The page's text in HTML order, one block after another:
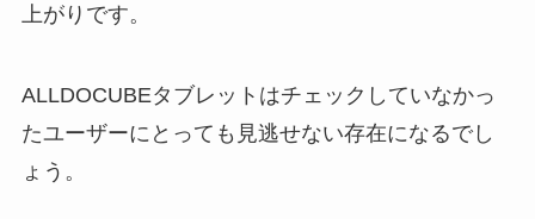
上がりです。
ALLDOCUBEタブレットはチェックしていなかっ
たユーザーにとっても見逃せない存在になるでし
ょう。